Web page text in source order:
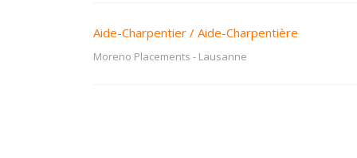
Aide-Charpentier / Aide-Charpentière
Moreno Placements - Lausanne